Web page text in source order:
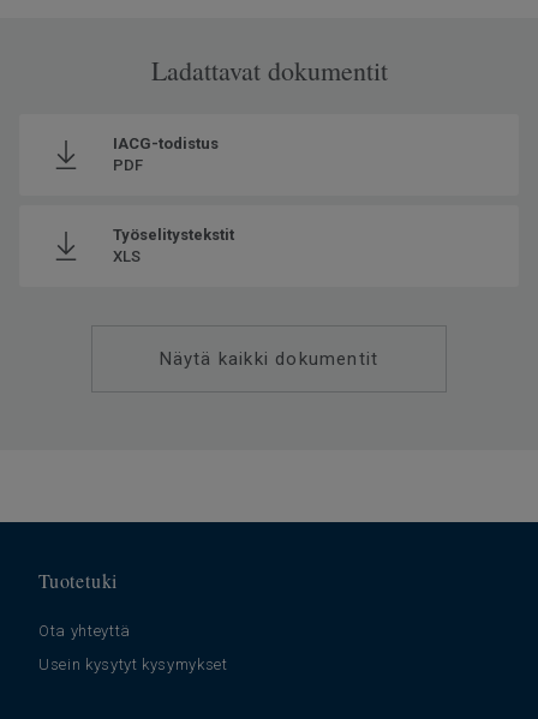
Kokonaispaksuus
2.8
Valmistettu
SAP SKU-nro
Soveltuu (korkeintaan 27°C)
∆Lw
Ladattavat dokumentit
IACG-todistus
PDF
Työselitystekstit
XLS
Näytä kaikki dokumentit
Tuotetuki
Ota yhteyttä
Usein kysytyt kysymykset